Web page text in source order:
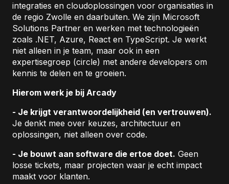
integraties en cloudoplossingen voor organisaties in
de regio Zwolle en daarbuiten. We zijn Microsoft
Solutions Partner en werken met technologieën
zoals .NET, Azure, React en TypeScript. Je werkt
niet alleen in je team, maar ook in een
expertisegroep (circle) met andere developers om
kennis te delen en te groeien.
Hierom werk je bij Arcady
- Je krijgt verantwoordelijkheid (en vertrouwen).
Je denkt mee over keuzes, architectuur en
oplossingen, niet alleen over code.
- Je bouwt aan software die ertoe doet. Geen
losse tickets, maar projecten waar je echt impact
maakt voor klanten.